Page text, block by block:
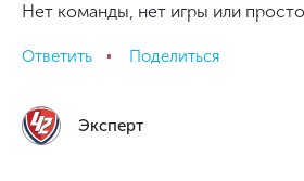
Нет команды, нет игры или
Ответить Поделиться
Эксперт